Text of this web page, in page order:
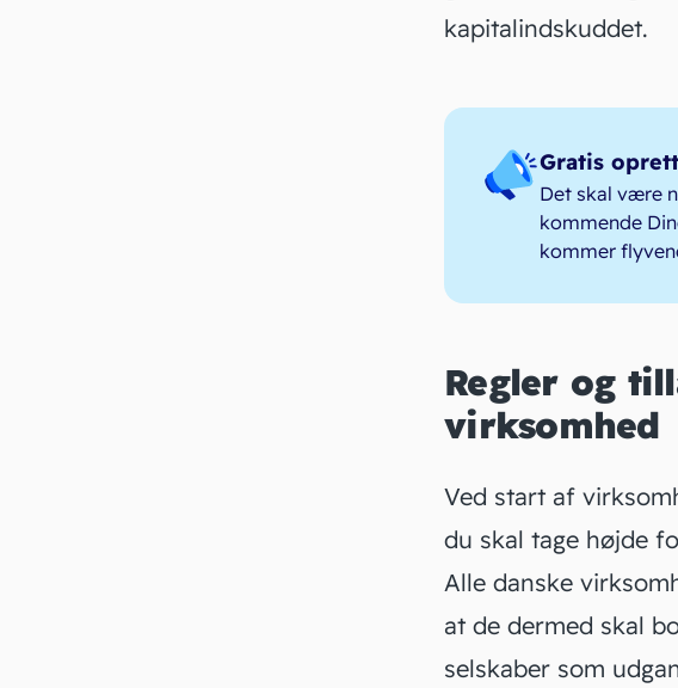
kapitalindskuddet.
Gratis
Det skal være
kommende
kommer
Regler og
virksomhed
Ved start af
du skal tage højde
Alle danske
at de dermed skal
selskaber som